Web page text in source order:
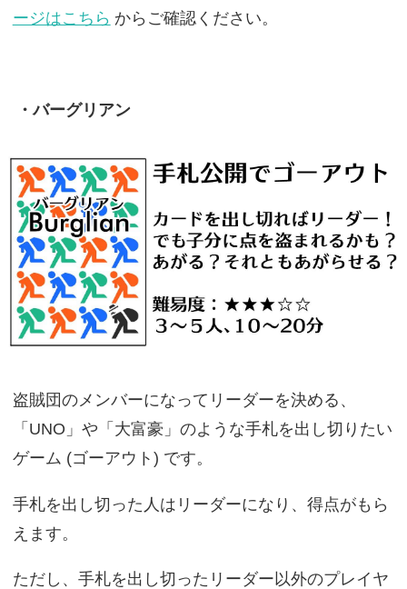
ージはこちら からご確認ください。
・バーグリアン
盗賊団のメンバーになってリーダーを決める、
「UNO」や「大富豪」のような手札を出し切りたい
ゲーム (ゴーアウト) です。
手札を出し切った人はリーダーになり、得点がもら
えます。
ただし、手札を出し切ったリーダー以外のプレイヤ